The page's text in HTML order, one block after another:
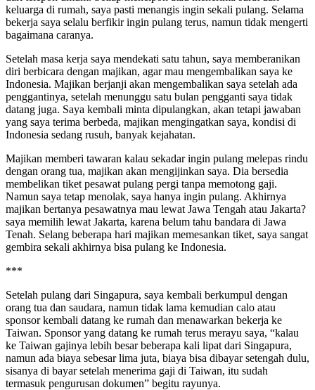
keluarga di rumah, saya pasti menangis ingin sekali pulang. Selama
bekerja saya selalu berfikir ingin pulang terus, namun tidak mengerti
bagaimana caranya.
Setelah masa kerja saya mendekati satu tahun, saya memberanikan
diri berbicara dengan majikan, agar mau mengembalikan saya ke
Indonesia. Majikan berjanji akan mengembalikan saya setelah ada
penggantinya, setelah menunggu satu bulan pengganti saya tidak
datang juga. Saya kembali minta dipulangkan, akan tetapi jawaban
yang saya terima berbeda, majikan mengingatkan saya, kondisi di
Indonesia sedang rusuh, banyak kejahatan.
Majikan memberi tawaran kalau sekadar ingin pulang melepas rindu
dengan orang tua, majikan akan mengijinkan saya. Dia bersedia
membelikan tiket pesawat pulang pergi tanpa memotong gaji.
Namun saya tetap menolak, saya hanya ingin pulang. Akhirnya
majikan bertanya pesawatnya mau lewat Jawa Tengah atau Jakarta?
saya memilih lewat Jakarta, karena belum tahu bandara di Jawa
Tenah. Selang beberapa hari majikan memesankan tiket, saya sangat
gembira sekali akhirnya bisa pulang ke Indonesia.
***
Setelah pulang dari Singapura, saya kembali berkumpul dengan
orang tua dan saudara, namun tidak lama kemudian calo atau
sponsor kembali datang ke rumah dan menawarkan bekerja ke
Taiwan. Sponsor yang datang ke rumah terus merayu saya, “kalau
ke Taiwan gajinya lebih besar beberapa kali lipat dari Singapura,
namun ada biaya sebesar lima juta, biaya bisa dibayar setengah dulu,
sisanya di bayar setelah menerima gaji di Taiwan, itu sudah
termasuk pengurusan dokumen” begitu rayunya.